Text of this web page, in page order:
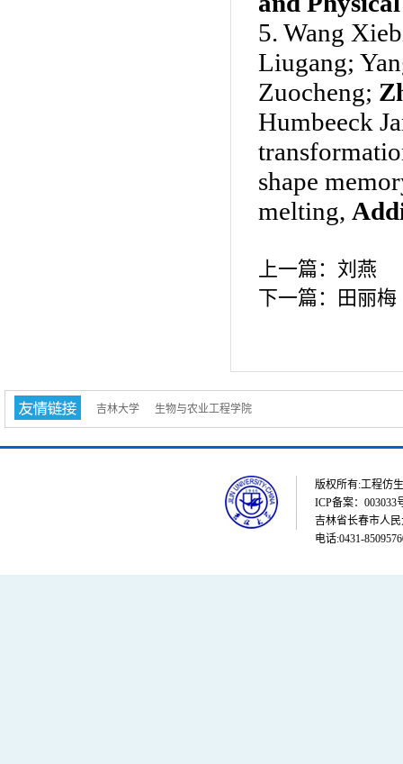
5.Wang
Liugang;
Zuocheng;
Humbeeck
shape
melting,
上一篇： 刘燕
下一篇：
田丽梅
吉林大学 生物与农业工程学院
版权所有:工程仿
ICP备案：003033
吉林省长春市人
电话:0431-